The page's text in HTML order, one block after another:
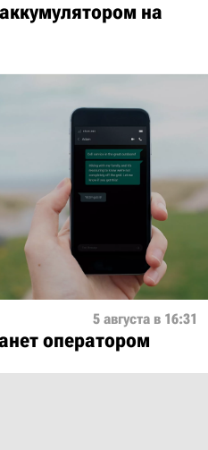
на
5 августа в 16:31
оператором